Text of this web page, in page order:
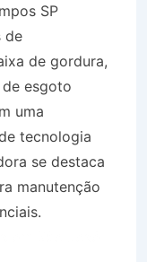
SP
de
de gordura,
esgoto
uma
tecnologia
se destaca
manutenção